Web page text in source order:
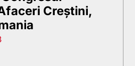
Creştini,